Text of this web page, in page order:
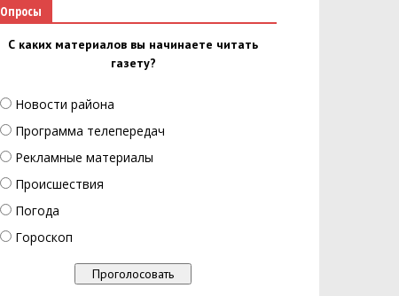
Опросы
С каких материалов вы начинаете читать
газету?
Новости района
Программа телепередач
Рекламные материалы
Происшествия
Погода
Гороскоп